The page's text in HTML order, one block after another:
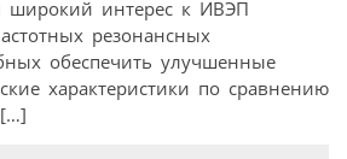
широкий интерес к ИВЭП
резонансных
обеспечить улучшенные
характеристики по сравнению